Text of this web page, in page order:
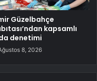
Güzelbahçe
kapsamlı
denetimi
8, 2026